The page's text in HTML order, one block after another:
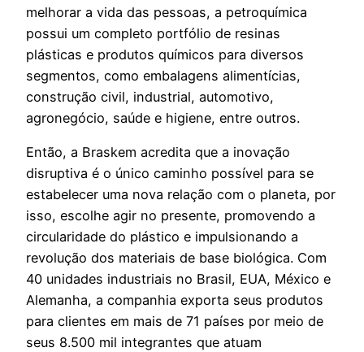
melhorar a vida das pessoas, a petroquímica
possui um completo portfólio de resinas
plásticas e produtos químicos para diversos
segmentos, como embalagens alimentícias,
construção civil, industrial, automotivo,
agronegócio, saúde e higiene, entre outros.
Então, a Braskem acredita que a inovação
disruptiva é o único caminho possível para se
estabelecer uma nova relação com o planeta, por
isso, escolhe agir no presente, promovendo a
circularidade do plástico e impulsionando a
revolução dos materiais de base biológica. Com
40 unidades industriais no Brasil, EUA, México e
Alemanha, a companhia exporta seus produtos
para clientes em mais de 71 países por meio de
seus 8.500 mil integrantes que atuam